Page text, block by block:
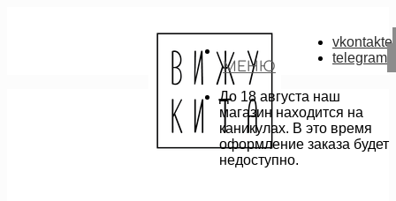
vkontakte
telegram
МЕНЮ
До 18 августа наш
магазин находится на
каникулах. В это время
оформление заказа будет
недоступно.